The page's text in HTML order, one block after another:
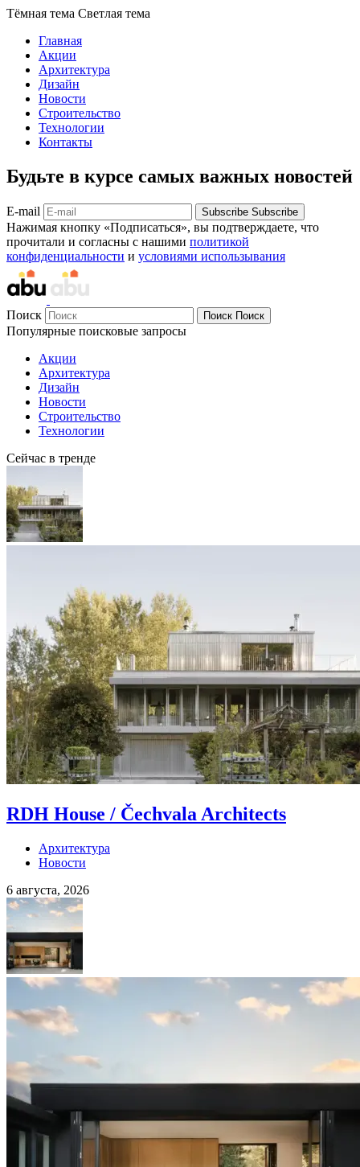
Тёмная тема Светлая тема
Главная
Акции
Архитектура
Дизайн
Новости
Строительство
Технологии
Контакты
Будьте в курсе самых важных новостей
E-mail Subscribe Subscribe
Нажимая кнопку «Подписаться», вы подтверждаете, что
прочитали и согласны с нашими политикой
конфиденциальности и условиями использывания
Поиск Поиск Поиск
Популярные поисковые запросы
Акции
Архитектура
Дизайн
Новости
Строительство
Технологии
Сейчас в тренде
RDH House / Čechvala Architects
Архитектура
Новости
6 августа, 2026